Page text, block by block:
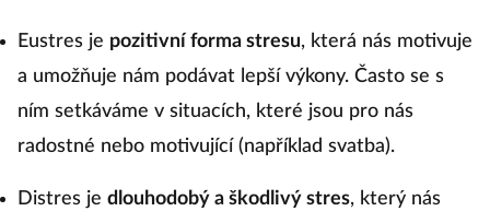
Eustres je pozitivní forma stresu, která nás motivuje
a umožňuje nám podávat lepší výkony. Často se s
ním setkáváme v situacích, které jsou pro nás
radostné nebo motivující (například svatba).
Distres je dlouhodobý a škodlivý stres, který nás